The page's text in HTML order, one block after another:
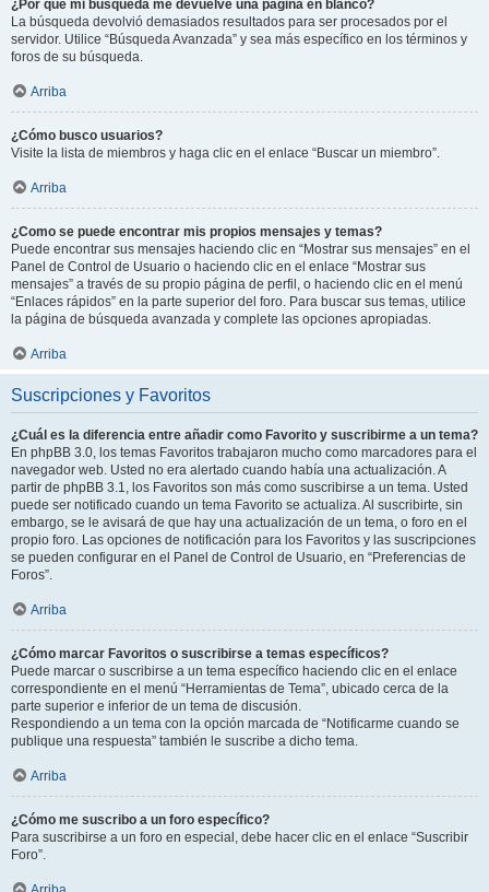
¿Por qué mi búsqueda me devuelve una página en blanco?
La búsqueda devolvió demasiados resultados para ser procesados por el
servidor. Utilice “Búsqueda Avanzada” y sea más específico en los términos y
foros de su búsqueda.
Arriba
¿Cómo busco usuarios?
Visite la lista de miembros y haga clic en el enlace “Buscar un miembro”.
Arriba
¿Como se puede encontrar mis propios mensajes y temas?
Puede encontrar sus mensajes haciendo clic en “Mostrar sus mensajes” en el
Panel de Control de Usuario o haciendo clic en el enlace “Mostrar sus
mensajes” a través de su propio página de perfil, o haciendo clic en el menú
“Enlaces rápidos” en la parte superior del foro. Para buscar sus temas, utilice
la página de búsqueda avanzada y complete las opciones apropiadas.
Arriba
Suscripciones y Favoritos
¿Cuál es la diferencia entre añadir como Favorito y suscribirme a un tema?
En phpBB 3.0, los temas Favoritos trabajaron mucho como marcadores para el
navegador web. Usted no era alertado cuando había una actualización. A
partir de phpBB 3.1, los Favoritos son más como suscribirse a un tema. Usted
puede ser notificado cuando un tema Favorito se actualiza. Al suscribirte, sin
embargo, se le avisará de que hay una actualización de un tema, o foro en el
propio foro. Las opciones de notificación para los Favoritos y las suscripciones
se pueden configurar en el Panel de Control de Usuario, en “Preferencias de
Foros”.
Arriba
¿Cómo marcar Favoritos o suscribirse a temas específicos?
Puede marcar o suscribirse a un tema específico haciendo clic en el enlace
correspondiente en el menú “Herramientas de Tema”, ubicado cerca de la
parte superior e inferior de un tema de discusión.
Respondiendo a un tema con la opción marcada de “Notificarme cuando se
publique una respuesta” también le suscribe a dicho tema.
Arriba
¿Cómo me suscribo a un foro específico?
Para suscribirse a un foro en especial, debe hacer clic en el enlace “Suscribir
Foro”.